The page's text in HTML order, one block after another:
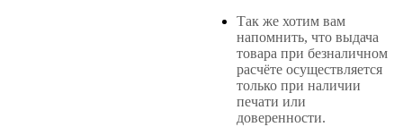
Так же хотим вам
напомнить, что выдача
товара при безналичном
расчёте осуществляется
только при наличии
печати или
доверенности.